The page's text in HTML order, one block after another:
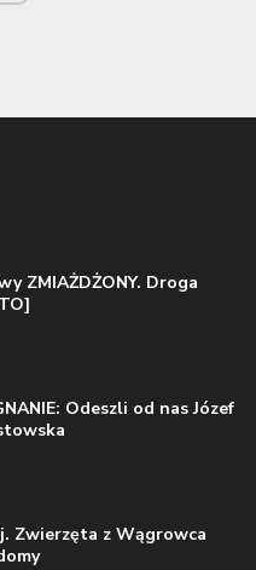
ZMIAŻDŻONY. Droga
Odeszli od nas Józef
Zwierzęta z Wągrowca